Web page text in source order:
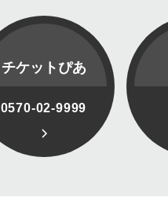
チケットぴあ
0570-02-9999